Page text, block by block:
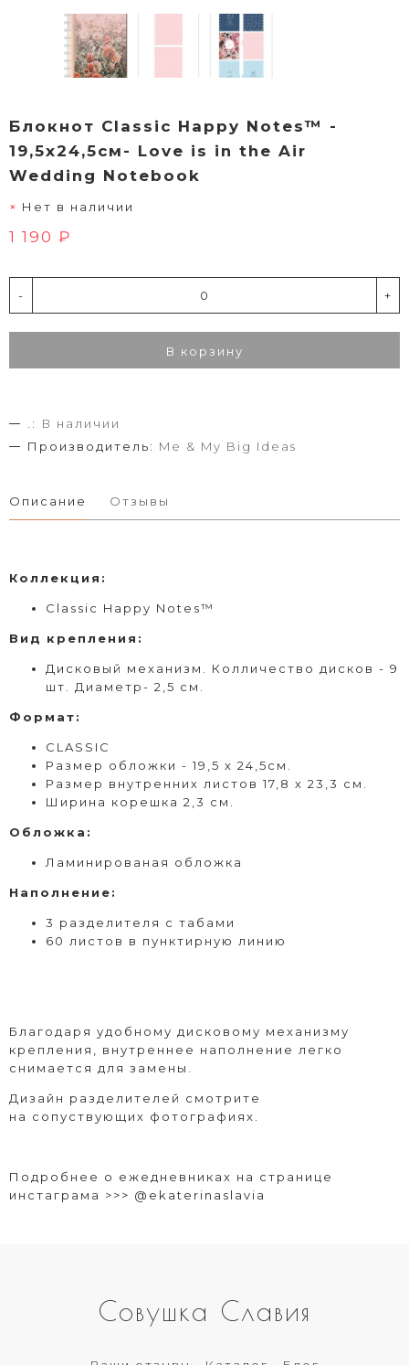
Блокнот Classic Happy Notes™ -
19,5х24,5см- Love is in the Air
Wedding Notebook
Нет в наличии
1 190 ₽
- +
В корзину
.:
В наличии
Производитель: Me & My Big Ideas
Описание Отзывы
Коллекция:
Classic Happy Notes™
Вид крепления :
Дисковый механизм. Колличество дисков - 9
шт. Диаметр- 2,5 см.
Формат:
CLASSIC
Размер обложки - 19,5 х 24,5см.
Размер внутренних листов 17,8 х 23,3 см.
Ширина корешка 2,3 см.
Обложка:
Ламинированая обложка
Наполнение:
3 разделителя с табами
60 листов в пунктирную линию
Благодаря удобному дисковому механизму
крепления, внутреннее наполнение легко
снимается для замены.
Дизайн разделителей смотрите
на сопуствующих фотографиях.
Подробнее о ежедневниках на странице
инстаграма >>> @ekaterinaslavia
Совушка Славия